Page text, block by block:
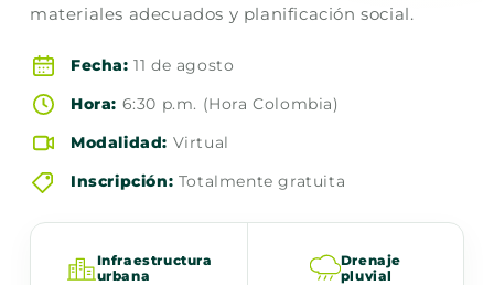
materiales adecuados y planificación social.
Fecha: 11 de agosto
Hora: 6:30 p.m. (Hora Colombia)
Modalidad: Virtual
Inscripción: Totalmente gratuita
Infraestructura
urbana
Drenaje
pluvial